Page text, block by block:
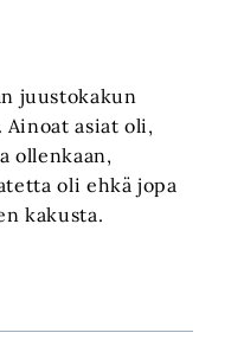
juustokakun
Ainoat asiat oli,
ollenkaan,
oli ehkä jopa
kakusta.